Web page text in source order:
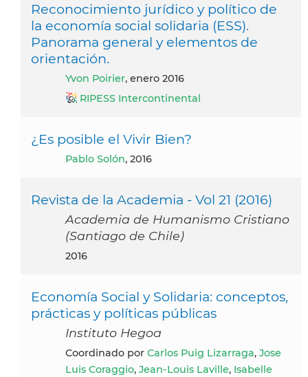
Reconocimiento jurídico y político de
la economía social solidaria (ESS).
Panorama general y elementos de
orientación.
Yvon Poirier, enero 2016
RIPESS Intercontinental
¿Es posible el Vivir Bien?
Pablo Solón, 2016
Revista de la Academia - Vol 21 (2016)
Academia de Humanismo Cristiano
(Santiago de Chile)
2016
Economía Social y Solidaria: conceptos,
prácticas y políticas públicas
Instituto Hegoa
Coordinado por Carlos Puig Lizarraga, Jose
Luis Coraggio, Jean-Louis Laville, Isabelle